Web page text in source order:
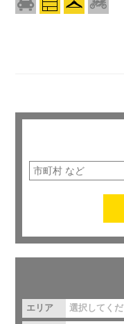
エリア